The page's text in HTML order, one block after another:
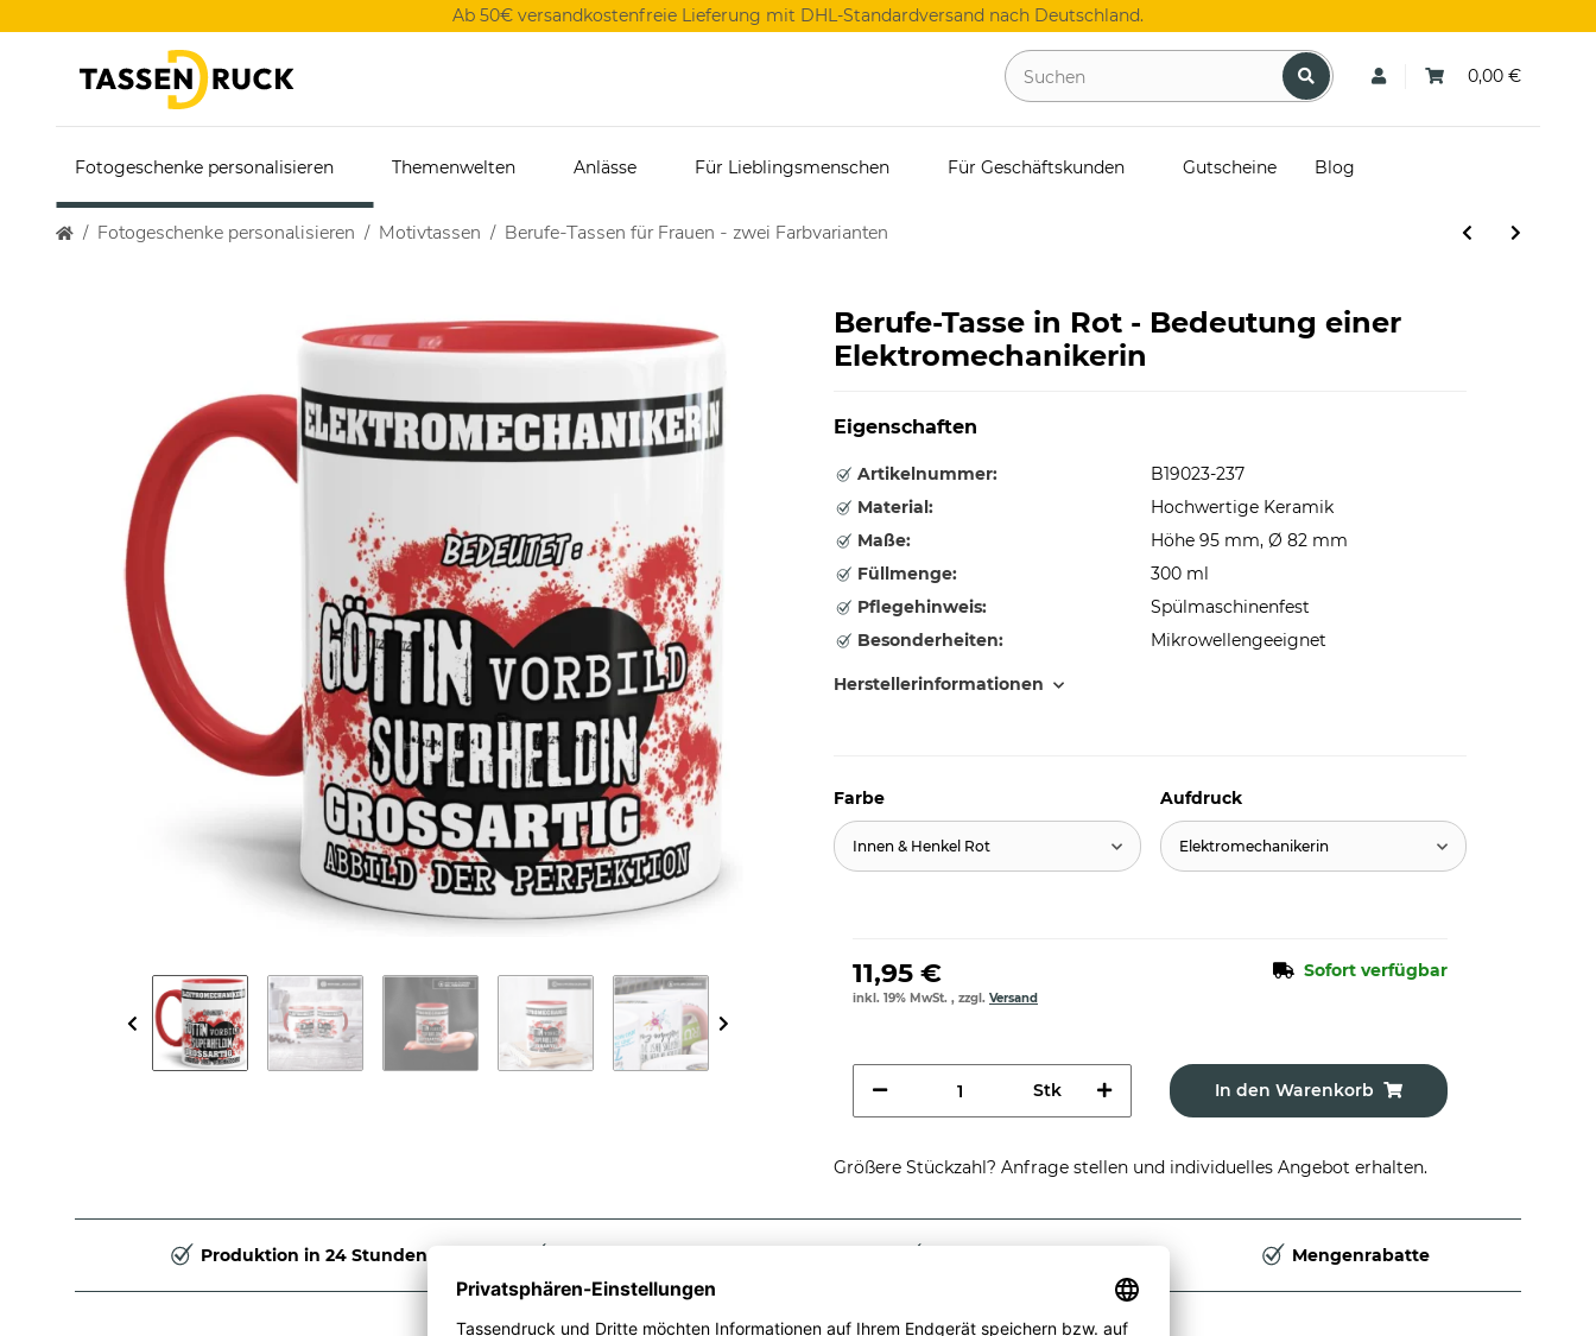
Ab 50€ versandkostenfreie Lieferung mit DHL-Standardversand nach Deutschland.
0,00 €
Fotogeschenke personalisieren Themenwelten Anlässe Für Lieblingsmenschen Für Geschäftskunden Gutscheine Blog
Fotogeschenke personalisieren Motivtassen Berufe-Tassen für Frauen - zwei Farbvarianten
Berufe-Tasse in Rot - Bedeutung einer
Elektromechanikerin
Eigenschaften
Artikelnummer:
B19023-237
Material:
Hochwertige Keramik
Maße:
Höhe 95 mm, Ø 82 mm
Füllmenge:
300 ml
Pflegehinweis:
Spülmaschinenfest
Besonderheiten:
Mikrowellengeeignet
Herstellerinformationen
Farbe
Innen & Henkel Rot
Aufdruck
Elektromechanikerin
11,95 € Sofort verfügbar
inkl. 19% MwSt. , zzgl. Versand
Stk In den Warenkorb
Größere Stückzahl? Anfrage stellen und individuelles Angebot erhalten.
Produktion in 24 Stunden Mengenrabatte